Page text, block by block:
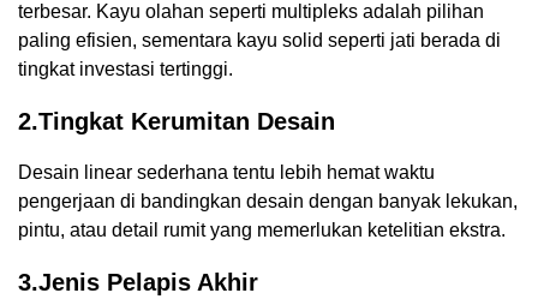
terbesar. Kayu olahan seperti multipleks adalah pilihan
paling efisien, sementara kayu solid seperti jati berada di
tingkat investasi tertinggi.
2.Tingkat Kerumitan Desain
Desain linear sederhana tentu lebih hemat waktu
pengerjaan di bandingkan desain dengan banyak lekukan,
pintu, atau detail rumit yang memerlukan ketelitian ekstra.
3.Jenis Pelapis Akhir